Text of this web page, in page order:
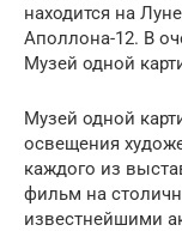
находится на
Аполлона-12. В
Музей одной
Музей одной
освещения
каждого из
фильм на
известнейшими